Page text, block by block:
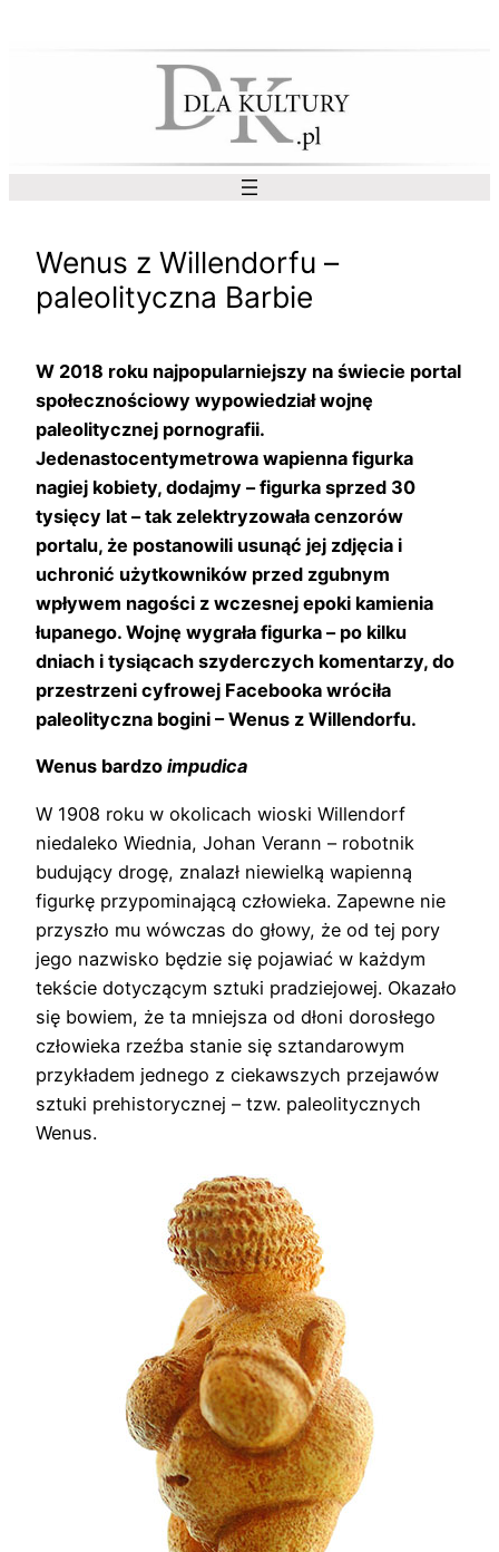
Wenus z Willendorfu –
paleolityczna Barbie
W 2018 roku najpopularniejszy na świecie portal
społecznościowy wypowiedział wojnę
paleolitycznej pornografii.
Jedenastocentymetrowa wapienna figurka
nagiej kobiety, dodajmy – figurka sprzed 30
tysięcy lat – tak zelektryzowała cenzorów
portalu, że postanowili usunąć jej zdjęcia i
uchronić użytkowników przed zgubnym
wpływem nagości z wczesnej epoki kamienia
łupanego. Wojnę wygrała figurka – po kilku
dniach i tysiącach szyderczych komentarzy, do
przestrzeni cyfrowej Facebooka wróciła
paleolityczna bogini – Wenus z Willendorfu.
Wenus bardzo impudica
W 1908 roku w okolicach wioski Willendorf
niedaleko Wiednia, Johan Verann – robotnik
budujący drogę, znalazł niewielką wapienną
figurkę przypominającą człowieka. Zapewne nie
przyszło mu wówczas do głowy, że od tej pory
jego nazwisko będzie się pojawiać w każdym
tekście dotyczącym sztuki pradziejowej. Okazało
się bowiem, że ta mniejsza od dłoni dorosłego
człowieka rzeźba stanie się sztandarowym
przykładem jednego z ciekawszych przejawów
sztuki prehistorycznej – tzw. paleolitycznych
Wenus.